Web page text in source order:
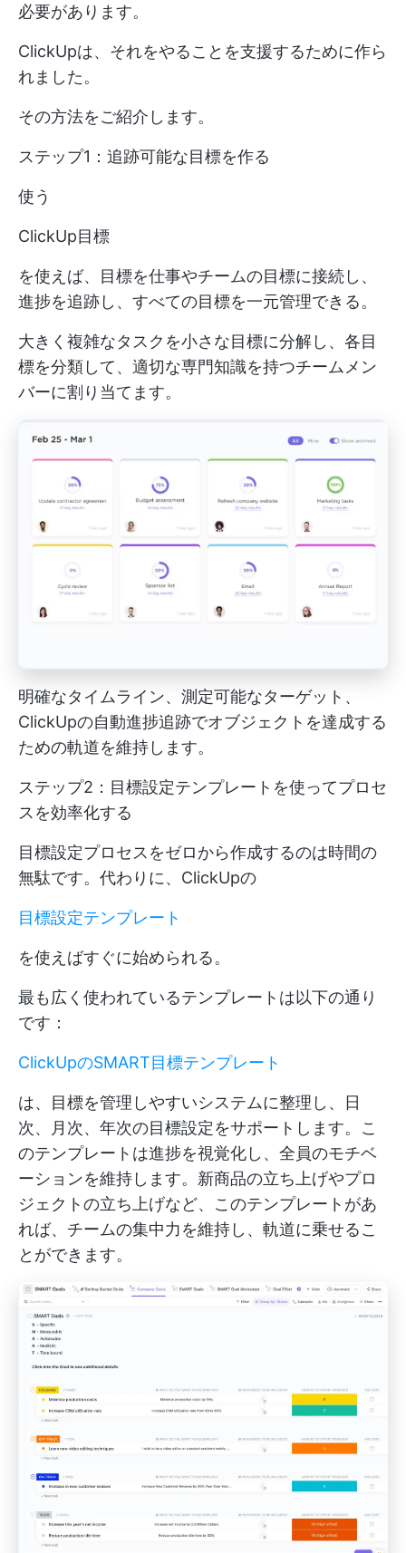
必要があります。
ClickUpは、それをやることを支援するために作ら
れました。
その方法をご紹介します。
ステップ1：追跡可能な目標を作る
使う
ClickUp目標
を使えば、目標を仕事やチームの目標に接続し、
進捗を追跡し、すべての目標を一元管理できる。
大きく複雑なタスクを小さな目標に分解し、各目
標を分類して、適切な専門知識を持つチームメン
バーに割り当てます。
明確なタイムライン、測定可能なターゲット、
ClickUpの自動進捗追跡でオブジェクトを達成する
ための軌道を維持します。
ステップ2：目標設定テンプレートを使ってプロセ
スを効率化する
目標設定プロセスをゼロから作成するのは時間の
無駄です。代わりに、ClickUpの
目標設定テンプレート
を使えばすぐに始められる。
最も広く使われているテンプレートは以下の通り
です：
ClickUpのSMART目標テンプレート
は、目標を管理しやすいシステムに整理し、日
次、月次、年次の目標設定をサポートします。こ
のテンプレートは進捗を視覚化し、全員のモチベ
ーションを維持します。新商品の立ち上げやプロ
ジェクトの立ち上げなど、このテンプレートがあ
れば、チームの集中力を維持し、軌道に乗せるこ
とができます。